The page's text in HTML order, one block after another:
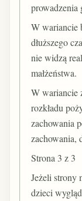
prowadzenia
W wariancie
dłuższego
nie widzą
małżeństwa.
W wariancie
rozkładu
zachowania
zachowania,
Strona 3 z 3
Jeżeli strony
dzieci